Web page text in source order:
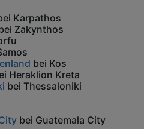
Karpathos
Zakynthos
bei Kos
Heraklion Kreta
bei Thessaloniki
bei Guatemala City